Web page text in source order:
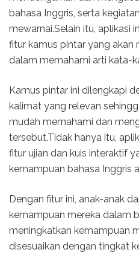
bahasa Inggris, serta
mewarnai.Selain itu, aplikasi
fitur kamus pintar yang akan
dalam memahami arti kata-
Kamus pintar ini dilengkapi
kalimat yang relevan
mudah memahami dan
tersebut.Tidak hanya itu,
fitur ujian dan kuis interaktif
kemampuan bahasa Inggris
Dengan fitur ini, anak-anak
kemampuan mereka dalam
meningkatkan kemampuan
disesuaikan dengan tingkat